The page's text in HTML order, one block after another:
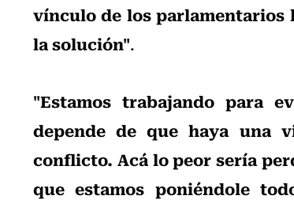
vínculo de los parlamentarios
la solución".
"Estamos trabajando para
depende de que haya una
conflicto. Acá lo peor sería
que estamos poniéndole